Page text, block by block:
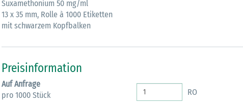
Suxamethonium 50 mg/ml
13 x 35 mm, Rolle à 1000 Etiketten
mit schwarzem Kopfbalken
Preisinformation
Auf Anfrage
pro 1000 Stück
RO